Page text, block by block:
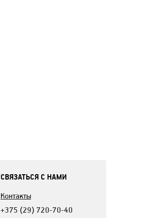
СВЯЗАТЬСЯ С НАМИ
Контакты
+375 (29) 720-70-40